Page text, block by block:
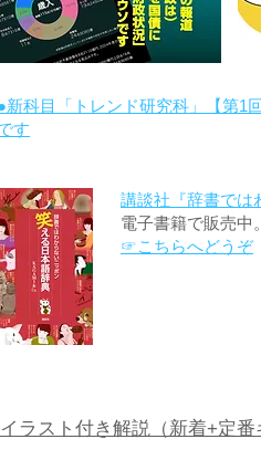
新科目「トレンド研究科」【第1
す
講談社『辞書で
電子書籍で販売中
☞こちらへどうぞ
ラスト付き解説（新着+定